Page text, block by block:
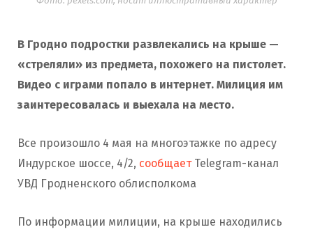
В Гродно подростки развлекались на крыше —
«стреляли» из предмета, похожего на пистолет.
Видео с играми попало в интернет. Милиция им
заинтересовалась и выехала на место.
Все произошло 4 мая на многоэтажке по адресу
Индурское шоссе, 4/2, сообщаетTelegram-канал
УВД Гродненского облисполкома
По информации милиции, на крыше находились